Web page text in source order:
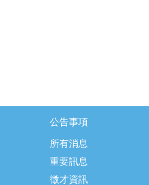
公告事項
所有消息
重要訊息
徵才資訊